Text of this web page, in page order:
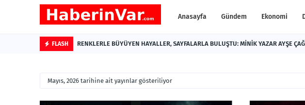
Anasayfa Gündem Ekonomi
FLASH RENKLERLE BÜYÜYEN HAYALLER, SAYFALARLA BULUŞTU: MİNİK YAZAR AYŞE
Mayıs, 2026 tarihine ait yayınlar gösteriliyor